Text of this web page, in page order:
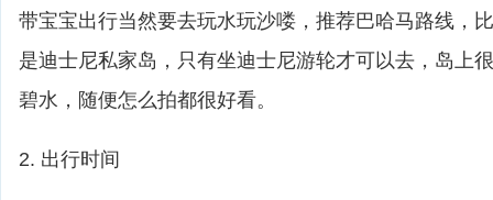
带宝宝出行当然要去玩水玩沙喽，推荐巴哈马路线，
是迪士尼私家岛，只有坐迪士尼游轮才可以去，岛上
碧水，随便怎么拍都很好看。
2. 出行时间